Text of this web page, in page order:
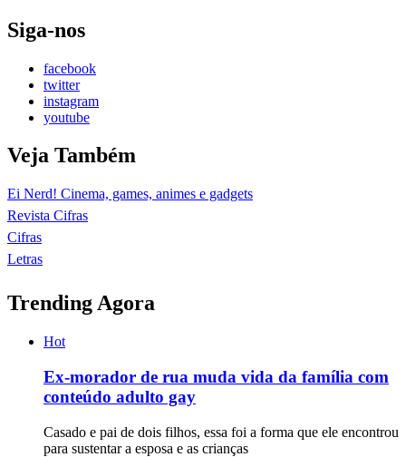
Siga-nos
facebook
twitter
instagram
youtube
Veja Também
Ei Nerd! Cinema, games, animes e gadgets
Revista Cifras
Cifras
Letras
Trending Agora
Hot
Ex-morador de rua muda vida da família com
conteúdo adulto gay
Casado e pai de dois filhos, essa foi a forma que ele encontrou
para sustentar a esposa e as crianças